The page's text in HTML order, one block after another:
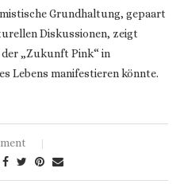
Grundhaltung, gepaart
Diskussionen, zeigt
„Zukunft Pink“ in
Lebens manifestieren könnte.